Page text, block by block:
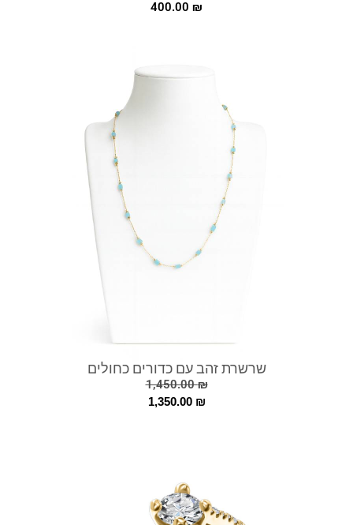
400.00 ₪
שרשרת זהב עם כדורים כחולים
1,450.00₪
1,350.00 ₪